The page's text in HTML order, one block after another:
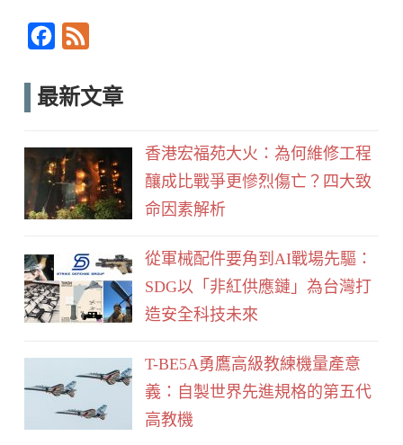
c
o
k
e
最新文章
香港宏福苑大火：為何維修工程
釀成比戰爭更慘烈傷亡？四大致
命因素解析
從軍械配件要角到AI戰場先驅：
SDG以「非紅供應鏈」為台灣打
造安全科技未來
T-BE5A勇鷹高級教練機量產意
義：自製世界先進規格的第五代
高教機